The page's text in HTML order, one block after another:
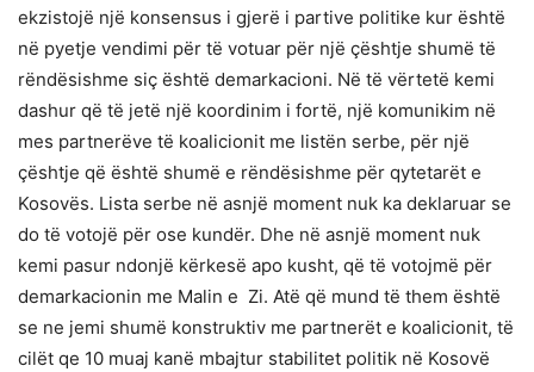
ekzistojë një konsensus i gjerë i partive politike kur është
në pyetje vendimi për të votuar për një çështje shumë të
rëndësishme siç është demarkacioni. Në të vërtetë kemi
dashur që të jetë një koordinim i fortë, një komunikim në
mes partnerëve të koalicionit me listën serbe, për një
çështje që është shumë e rëndësishme për qytetarët e
Kosovës. Lista serbe në asnjë moment nuk ka deklaruar se
do të votojë për ose kundër. Dhe në asnjë moment nuk
kemi pasur ndonjë kërkesë apo kusht, që të votojmë për
demarkacionin me Malin e Zi. Atë që mund të them është
se ne jemi shumë konstruktiv me partnerët e koalicionit, të
cilët qe 10 muaj kanë mbajtur stabilitet politik në Kosovë